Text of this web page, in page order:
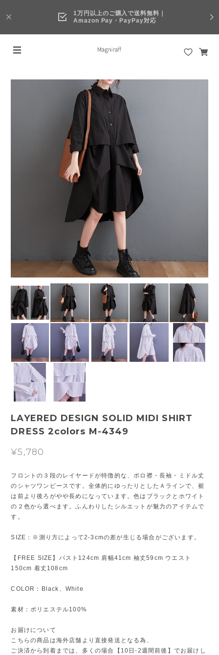
1万円以上のご購入で送料無料｜
Amazon Pay・PayPay対応
LAYERED DESIGN SOLID MIDI SHIRT
DRESS 2colors M-4349
¥5,780
フロントの３段のレイヤードが特徴的な、ポロ襟・長袖・ミドル丈
のシャツワンピースです。全体的にゆったりとしたＡラインで、裾
は前より後ろがやや長めになっています。色はブラックとホワイト
の２色から選べます。ふんわりしたシルエットが魅力のアイテムで
す。
SIZE：※測り方によって2-3cmの差が生じる場合がございます。
【FREE SIZE】バスト124cm 肩幅41cm 袖丈59cm ウエスト
150cm 着丈108cm
COLOR：Black、White
素材：ポリエステル100%
お届けについて
こちらの商品は海外店舗より直接発送となる為、
ご決済から到着までは、多くの場合【10日-2週間前後】でお届けし